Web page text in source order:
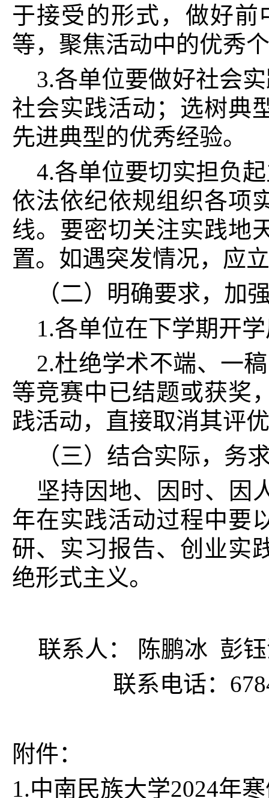
于接受的形式，做好
等，聚焦活动中的优秀
3.各单位要做好社会
社会实践活动；选树典
先进典型的优秀经验。
4.各单位要切实担负
依法依纪依规组织各项
线。要密切关注实践地
置。如遇突发情况，应
（二）明确要求，加
1.各单位在下学期开
2.杜绝学术不端、一
等竞赛中已结题或获奖
践活动，直接取消其评
（三）结合实际，务
坚持因地、因时、因
年在实践活动过程中要
研、实习报告、创业实
绝形式主义。
联系人： 陈鹏冰 彭
联系电话：
附件：
1.中南民族大学2024年